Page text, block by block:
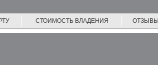
СТОИМОСТЬ ВЛАДЕНИЯ ОТЗЫВЫ